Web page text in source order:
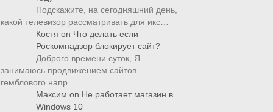
Подскажите, на сегодняшний день,
какой телевизор рассматривать для икс…
Костя on Что делать если
Роскомнадзор блокирует сайт?
Доброго времени суток, Я
занимаюсь продвижением сайтов
гемблового напр…
Максим on Не работает магазин в
Windows 10